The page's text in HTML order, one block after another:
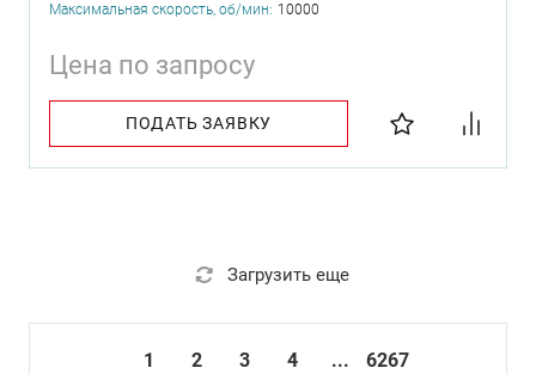
Максимальная скорость, об/мин: 10000
Цена по запросу
ПОДАТЬ ЗАЯВКУ
Загрузить еще
1 2 3 4 ... 6267